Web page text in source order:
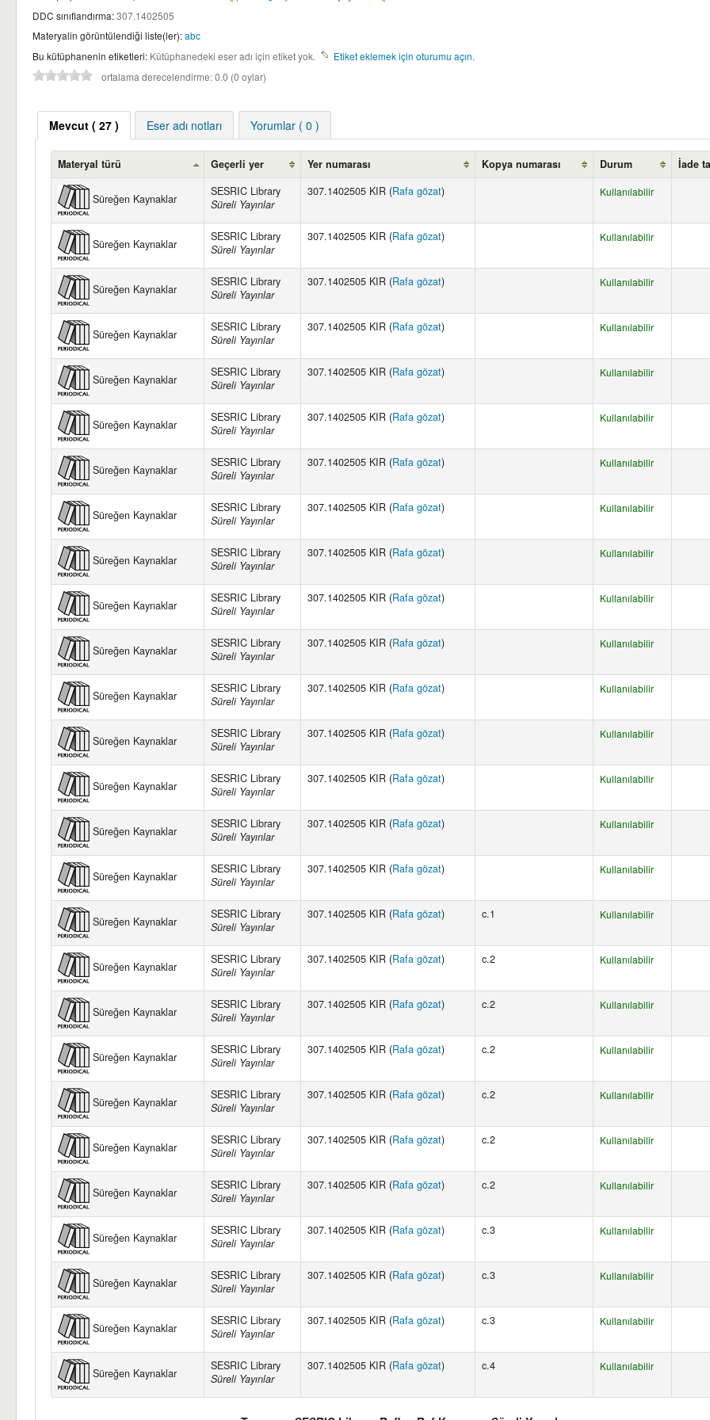
DDC sınıflandırma:307.1402505
Materyalin görüntülendiği liste(ler):abc
Bu kütüphanenin etiketleri: Kütüphanedeki eser adı için etiket yok.
Etiket eklemek için oturumu açın.
ortalama derecelendirme: 0.0 (0 oylar)
Mevcut( 27 ) Eser adı notları Yorumlar ( 0 )
Materyal türü Geçerli yer Yer numarası Kopya numarası Durum İade
Süreğen Kaynaklar
SESRIC Library
Süreli Yayınlar
307.1402505 KIR (Rafa gözat) Kullanılabilir
Süreğen Kaynaklar
SESRIC Library
Süreli Yayınlar
307.1402505 KIR (Rafa gözat) Kullanılabilir
Süreğen Kaynaklar
SESRIC Library
Süreli Yayınlar
307.1402505 KIR (Rafa gözat) Kullanılabilir
Süreğen Kaynaklar
SESRIC Library
Süreli Yayınlar
307.1402505 KIR (Rafa gözat) Kullanılabilir
Süreğen Kaynaklar
SESRIC Library
Süreli Yayınlar
307.1402505 KIR (Rafa gözat) Kullanılabilir
Süreğen Kaynaklar
SESRIC Library
Süreli Yayınlar
307.1402505 KIR (Rafa gözat) Kullanılabilir
Süreğen Kaynaklar
SESRIC Library
Süreli Yayınlar
307.1402505 KIR (Rafa gözat) Kullanılabilir
Süreğen Kaynaklar
SESRIC Library
Süreli Yayınlar
307.1402505 KIR (Rafa gözat) Kullanılabilir
Süreğen Kaynaklar
SESRIC Library
Süreli Yayınlar
307.1402505 KIR (Rafa gözat) Kullanılabilir
Süreğen Kaynaklar
SESRIC Library
Süreli Yayınlar
307.1402505 KIR (Rafa gözat) Kullanılabilir
Süreğen Kaynaklar
SESRIC Library
Süreli Yayınlar
307.1402505 KIR (Rafa gözat) Kullanılabilir
Süreğen Kaynaklar
SESRIC Library
Süreli Yayınlar
307.1402505 KIR (Rafa gözat) Kullanılabilir
Süreğen Kaynaklar
SESRIC Library
Süreli Yayınlar
307.1402505 KIR (Rafa gözat) Kullanılabilir
Süreğen Kaynaklar
SESRIC Library
Süreli Yayınlar
307.1402505 KIR (Rafa gözat) Kullanılabilir
Süreğen Kaynaklar
SESRIC Library
Süreli Yayınlar
307.1402505 KIR (Rafa gözat) Kullanılabilir
Süreğen Kaynaklar
SESRIC Library
Süreli Yayınlar
307.1402505 KIR (Rafa gözat) Kullanılabilir
Süreğen Kaynaklar
SESRIC Library
Süreli Yayınlar
307.1402505 KIR (Rafa gözat) c.1 Kullanılabilir
Süreğen Kaynaklar
SESRIC Library
Süreli Yayınlar
307.1402505 KIR (Rafa gözat) c.2 Kullanılabilir
Süreğen Kaynaklar
SESRIC Library
Süreli Yayınlar
307.1402505 KIR (Rafa gözat) c.2 Kullanılabilir
Süreğen Kaynaklar
SESRIC Library
Süreli Yayınlar
307.1402505 KIR (Rafa gözat) c.2 Kullanılabilir
Süreğen Kaynaklar
SESRIC Library
Süreli Yayınlar
307.1402505 KIR (Rafa gözat) c.2 Kullanılabilir
Süreğen Kaynaklar
SESRIC Library
Süreli Yayınlar
307.1402505 KIR (Rafa gözat) c.2 Kullanılabilir
Süreğen Kaynaklar
SESRIC Library
Süreli Yayınlar
307.1402505 KIR (Rafa gözat) c.2 Kullanılabilir
Süreğen Kaynaklar
SESRIC Library
Süreli Yayınlar
307.1402505 KIR (Rafa gözat) c.3 Kullanılabilir
Süreğen Kaynaklar
SESRIC Library
Süreli Yayınlar
307.1402505 KIR (Rafa gözat) c.3 Kullanılabilir
Süreğen Kaynaklar
SESRIC Library
Süreli Yayınlar
307.1402505 KIR (Rafa gözat) c.3 Kullanılabilir
Süreğen Kaynaklar
SESRIC Library
Süreli Yayınlar
307.1402505 KIR (Rafa gözat) c.4 Kullanılabilir